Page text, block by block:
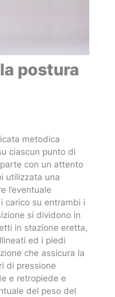
postura
metodica
ciascun punto di
con un attento
utilizzata una
l’eventuale
carico su entrambi i
si dividono in
in stazione eretta,
ed i piedi
che assicura la
di pressione
e retropiede e
del peso del